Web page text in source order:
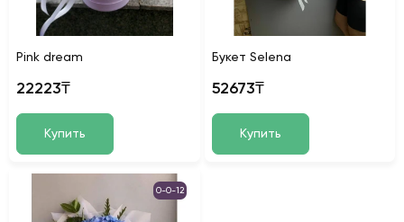
Pink dream
22223₸
Купить
Букет Selena
52673₸
Купить
0-0-12